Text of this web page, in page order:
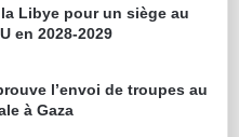
Libye pour un siège au
en 2028-2029
l’envoi de troupes au
à Gaza